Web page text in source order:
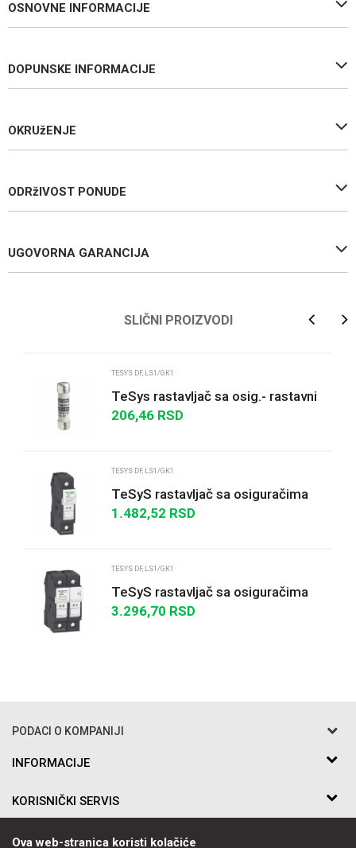
OSNOVNE INFORMACIJE
DOPUNSKE INFORMACIJE
OKRUžENJE
ODRžIVOST PONUDE
UGOVORNA GARANCIJA
SLIČNI PROIZVODI
TESYS DF, LS1/GK1
TeSys rastavljač sa osig.- rastavni
ulošci 8.5 x 31.5 mm gG 16 A -bez
206,46 RSD
TESYS DF, LS1/GK1
TeSyS rastavljač sa osiguračima
1P 25A - veličina osigurača 8.5 x
1.482,52 RSD
TESYS DF, LS1/GK1
TeSyS rastavljač sa osiguračima
2P 25A - veličina osigurača 8.5 x
3.296,70 RSD
PODACI O KOMPANIJI
Razo DOO
Bakarska br.5
Telefon:
INFORMACIJE
KORISNIČKI SERVIS
PRATITE NAS
Ova web-stranica koristi kolačiće